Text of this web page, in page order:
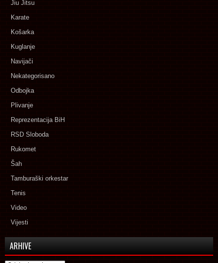
Jiu Jitsu
Karate
Košarka
Kuglanje
Navijači
Nekategorisano
Odbojka
Plivanje
Reprezentacija BiH
RSD Sloboda
Rukomet
Šah
Tamburaški orkestar
Tenis
Video
Vijesti
ARHIVE